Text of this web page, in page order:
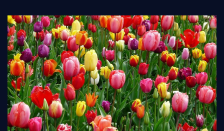
Tradicija i kultura